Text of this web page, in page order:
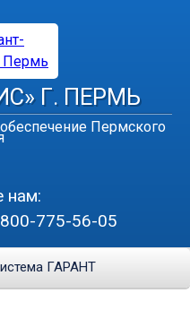
Г. ПЕРМЬ
Пермского
нам:
775-56-05
ГАРАНТ